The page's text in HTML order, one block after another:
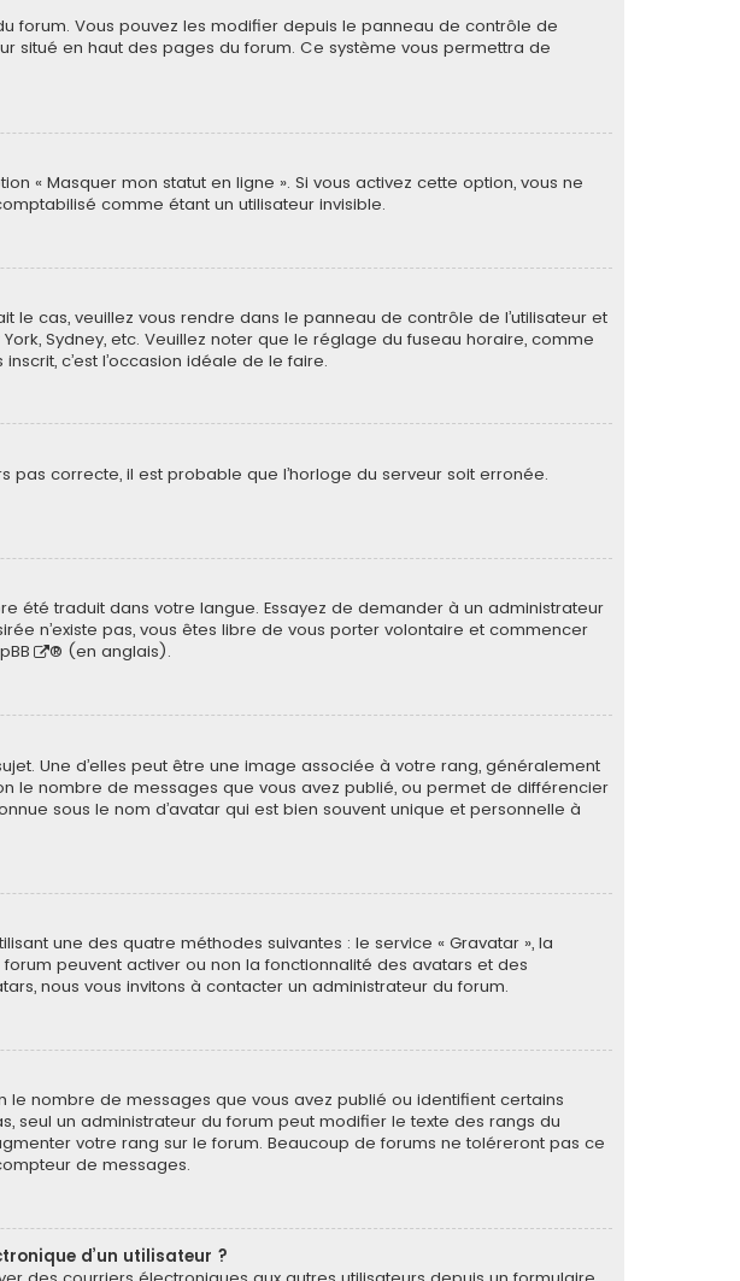
forum. Vous pouvez les modifier depuis le panneau de contrôle de
situé en haut des pages du forum. Ce système vous permettra de
« Masquer mon statut en ligne ». Si vous activez cette option, vous ne
comme étant un utilisateur invisible.
le cas, veuillez vous rendre dans le panneau de contrôle de l’utilisateur et
Sydney, etc. Veuillez noter que le réglage du fuseau horaire, comme
c’est l’occasion idéale de le faire.
pas correcte, il est probable que l’horloge du serveur soit erronée.
été traduit dans votre langue. Essayez de demander à un administrateur
n’existe pas, vous êtes libre de vous porter volontaire et commencer
® (en anglais).
Une d’elles peut être une image associée à votre rang, généralement
le nombre de messages que vous avez publié, ou permet de différencier
sous le nom d’avatar qui est bien souvent unique et personnelle à
une des quatre méthodes suivantes : le service « Gravatar », la
peuvent activer ou non la fonctionnalité des avatars et des
nous vous invitons à contacter un administrateur du forum.
le nombre de messages que vous avez publié ou identifient certains
seul un administrateur du forum peut modifier le texte des rangs du
votre rang sur le forum. Beaucoup de forums ne toléreront pas ce
de messages.
d’un utilisateur ?